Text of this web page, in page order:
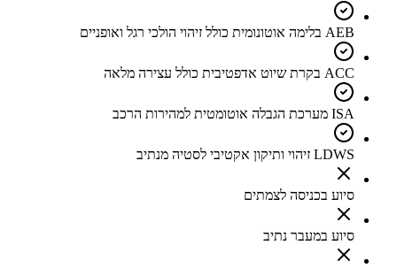
AEB בלימה אוטונומית כולל זיהוי הולכי רגל ואופניים
ACC בקרת שיוט אדפטיבית כולל עצירה מלאה
ISA מערכת הגבלה אוטומטית למהירות הרכב
LDWS זיהוי ותיקון אקטיבי לסטיה מנתיב
סיוע בכניסה לצמתים
סיוע במעבר נתיב